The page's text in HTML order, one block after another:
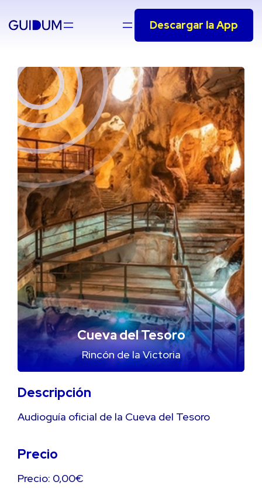
Saltar
Descargar la App
Cueva del Tesoro
Rincón de la Victoria
Descripción
Audioguía oficial de la Cueva del Tesoro
Precio
Precio: 0,00€